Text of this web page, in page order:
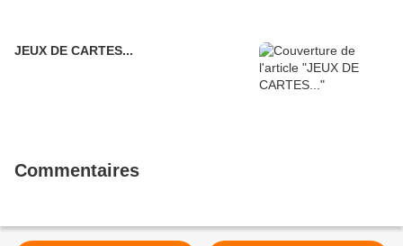
JEUX DE CARTES...
Commentaires